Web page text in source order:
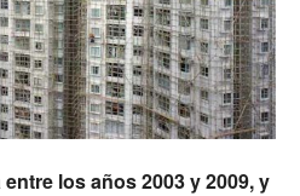
los años 2003 y 2009, y